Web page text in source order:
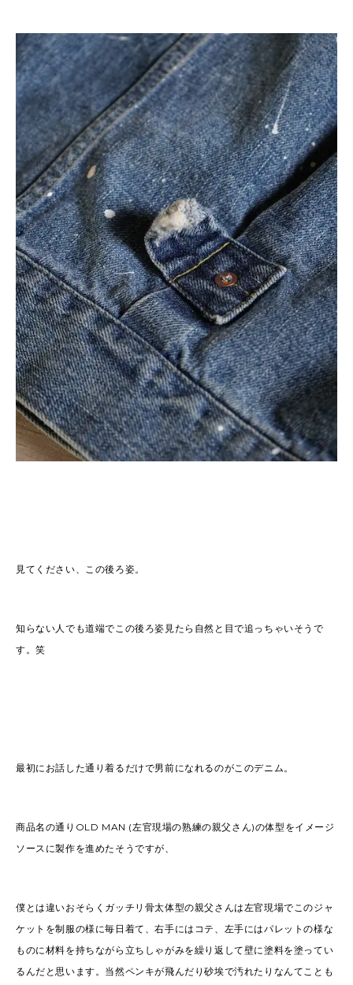
見てください、この後ろ姿。
知らない人でも道端でこの後ろ姿見たら自然と目で追っちゃいそうで
す。笑
最初にお話した通り着るだけで男前になれるのがこのデニム。
商品名の通りOLD MAN (左官現場の熟練の親父さん)の体型をイメージ
ソースに製作を進めたそうですが、
僕とは違いおそらくガッチリ骨太体型の親父さんは左官現場でこのジャ
ケットを制服の様に毎日着て、右手にはコテ、左手にはパレットの様な
ものに材料を持ちながら立ちしゃがみを繰り返して壁に塗料を塗ってい
るんだと思います。当然ペンキが飛んだり砂埃で汚れたりなんてことも